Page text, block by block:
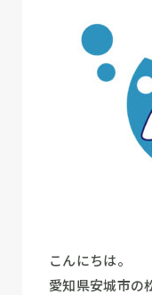
こんにちは。
愛知県安城市の